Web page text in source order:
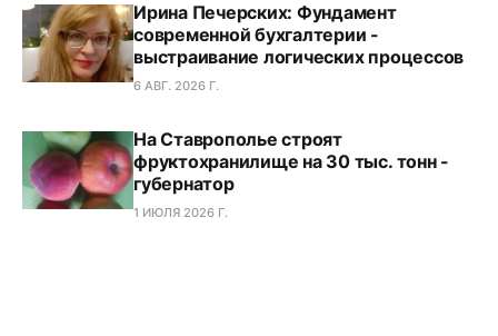
Ирина Печерских: Фундамент
современной бухгалтерии -
выстраивание логических процессов
6 АВГ. 2026 Г.
На Ставрополье строят
фруктохранилище на 30 тыс. тонн -
губернатор
1 ИЮЛЯ 2026 Г.